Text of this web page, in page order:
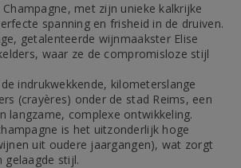
met zijn unieke kalkrijke
spanning en frisheid in de druiven.
getalenteerde wijnmaakster Elise
waar ze de compromisloze stijl
indrukwekkende, kilometerslange
(crayères) onder de stad Reims, een
langzame, complexe ontwikkeling.
is het uitzonderlijk hoge
uit oudere jaargangen), wat zorgt
gelaagde stijl.